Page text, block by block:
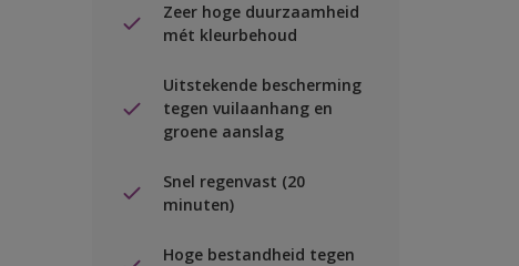
Zeer hoge duurzaamheid
mét kleurbehoud
Uitstekende bescherming
tegen vuilaanhang en
groene aanslag
Snel regenvast (20
minuten)
Hoge bestandheid tegen